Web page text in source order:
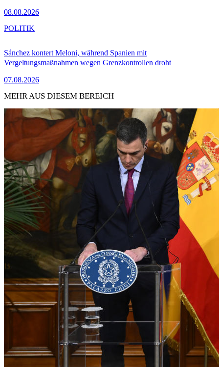
08.08.2026
Sánchez kontert Meloni, während Spanien mit
Vergeltungsmaßnahmen wegen Grenzkontrollen droht
07.08.2026
POLITIK
MEHR AUS DIESEM BEREICH